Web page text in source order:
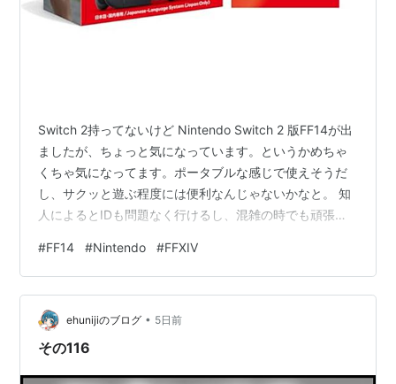
Switch 2持ってないけど Nintendo Switch 2 版FF14が出
ましたが、ちょっと気になっています。というかめちゃ
くちゃ気になってます。ポータブルな感じで使えそうだ
し、サクッと遊ぶ程度には便利なんじゃないかなと。 知
人によるとIDも問題なく行けるし、混雑の時でも頑張っ
るところだとどうなるのかは分かりませんが、少なくと
も今わたしが使っているMacBook Pro（M2）に比べて同
等かそれ以上な気がします。 ただ、バッテリーの減りは
早いそうですね。 となるとテレビモードの使用を前提と
しつつ、出先でサクッと遊ぶ程度には良いのでは。カ…
#FF14 #Nintendo #FFXIV
ehunijiのブログ • 5日前
その116